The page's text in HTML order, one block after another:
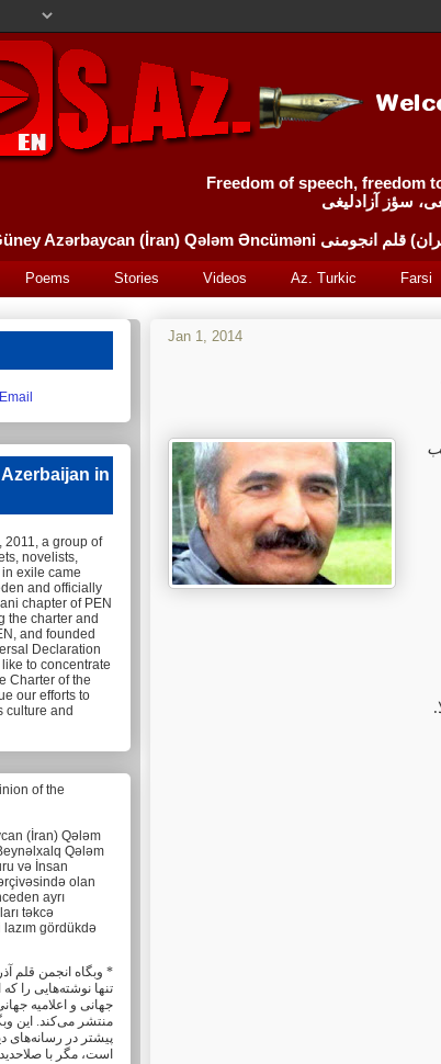
Freedom of speech, freedom
سؤز آزادلیغی
Poems Stories Videos Az. Turkic Farsi
Jan 1, 2014
in
2011, a group of
novelists,
exile came
and officially
chapter of PEN
the charter and
and founded
Declaration
to concentrate
Charter of the
our efforts to
culture and
of the
(İran) Qələm
Qələm
və İnsan
olan
ayrı
təkcə
gördükdə
* وبگاه انجمن قلم
تنها نوشته‌هایی را
جهانی و ‏اعلامیه
منتشر می‌کند. این
پیشتر در ‏رسانه‌های
است، مگر با